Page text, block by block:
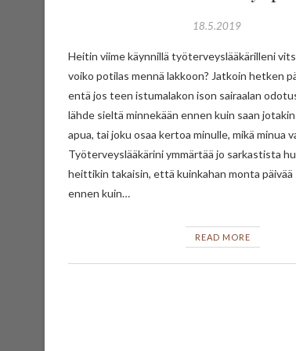
18.5.2019
Heitin viime käynnillä työterveyslääkärilleni
voiko potilas mennä lakkoon? Jatkoin hetken
entä jos teen istumalakon ison sairaalan
lähde sieltä minnekään ennen kuin saan
apua, tai joku osaa kertoa minulle, mikä minua
Työterveyslääkärini ymmärtää jo sarkastista
heittikin takaisin, että kuinkahan monta päivää
ennen kuin…
READ MORE